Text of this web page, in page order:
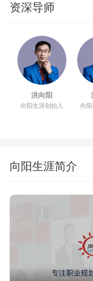
资深导师
洪向阳
向阳生涯创始人 向
向阳生涯简介